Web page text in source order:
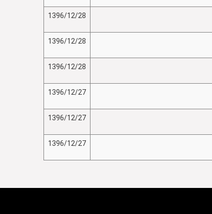
1396/12/28
1396/12/28
1396/12/28
1396/12/27
1396/12/27
1396/12/27